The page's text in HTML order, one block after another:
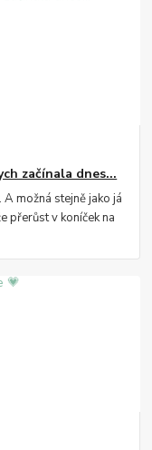
začínala dnes...
možná stejně jako já
přerůst v koníček na